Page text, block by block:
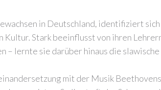
in Deutschland, identifiziert
Kultur. Stark beeinflusst von ihren
– lernte sie darüber hinaus die
mit der Musik